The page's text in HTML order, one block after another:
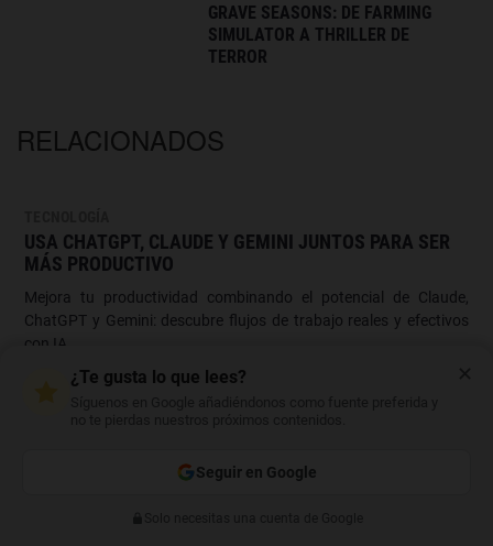
GRAVE SEASONS: DE FARMING
SIMULATOR A THRILLER DE
TERROR
RELACIONADOS
USA CHATGPT, CLAUDE Y GEMINI JUNTOS PARA SER
MÁS PRODUCTIVO
Mejora tu productividad combinando el potencial de Claude,
ChatGPT y Gemini: descubre flujos de trabajo reales y efectivos
con IA.
¿Te gusta lo que lees?
Seguir en Google